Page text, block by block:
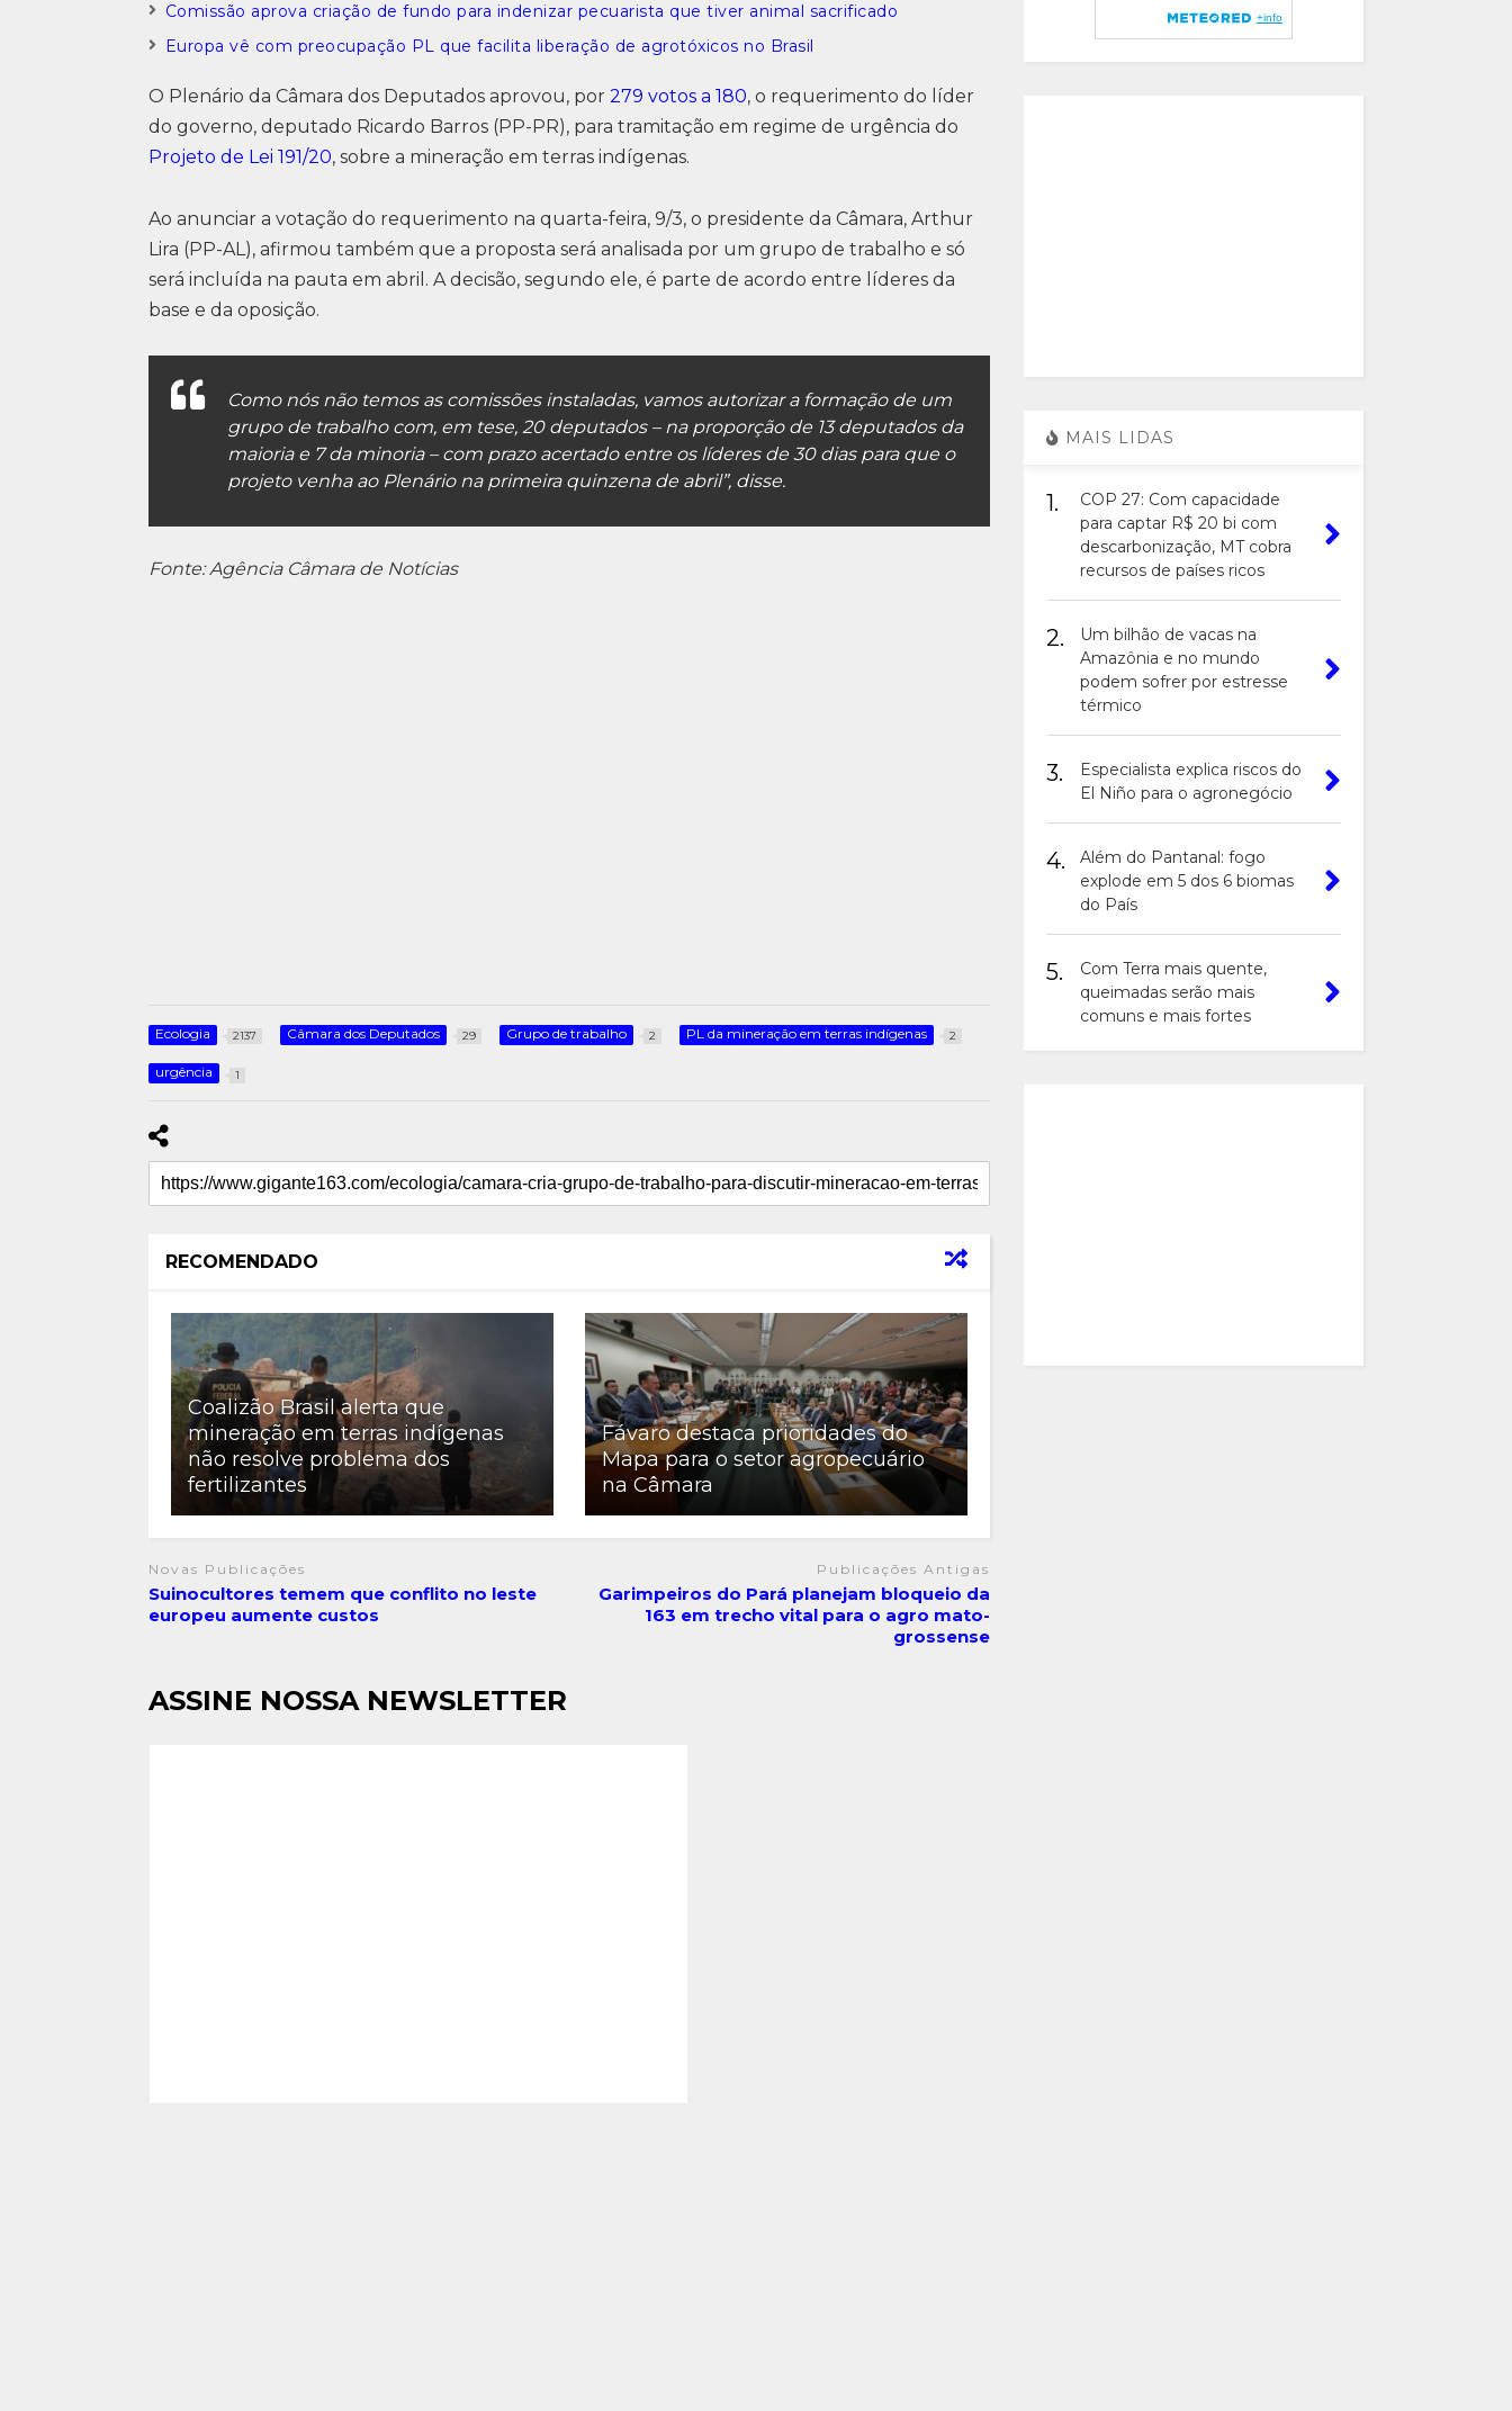
Comissão aprova criação de fundo para indenizar pecuarista que tiver animal sacrificado
Europa vê com preocupação PL que facilita liberação de agrotóxicos no Brasil
O Plenário da Câmara dos Deputados aprovou, por 279 votos a 180, o requerimento do líder
do governo, deputado Ricardo Barros (PP-PR), para tramitação em regime de urgência do
Projeto de Lei 191/20, sobre a mineração em terras indígenas.
Ao anunciar a votação do requerimento na quarta-feira, 9/3, o presidente da Câmara, Arthur
Lira (PP-AL), afirmou também que a proposta será analisada por um grupo de trabalho e só
será incluída na pauta em abril. A decisão, segundo ele, é parte de acordo entre líderes da
base e da oposição.
Como nós não temos as comissões instaladas, vamos autorizar a formação de um
grupo de trabalho com, em tese, 20 deputados – na proporção de 13 deputados da
maioriae 7 da minoria– com prazo acertado entre os líderes de 30 dias para que o
projeto venha ao Plenário na primeira quinzena de abril”, disse.
Fonte: Agência Câmara de Notícias
Ecologia 2137 Câmara dos Deputados 29 Grupo de trabalho 2 PL da mineração em terras indígenas 2
urgência 1
RECOMENDADO
Coalizão Brasil alerta que
mineração em terras indígenas
não resolve problema dos
fertilizantes
Fávaro destaca prioridades do
Mapa para o setor agropecuário
na Câmara
Novas Publicações
Suinocultores temem que conflito no leste
europeu aumente custos
Publicações Antigas
Garimpeiros do Pará planejam bloqueio da
163 em trecho vital para o agro mato-
grossense
ASSINE NOSSA NEWSLETTER
MAIS LIDAS
1.
COP 27: Com capacidade
para captar R$ 20 bi com
descarbonização, MT cobra
recursos de países ricos
2.
Um bilhão de vacas na
Amazônia e no mundo
podem sofrer por estresse
térmico
3.
Especialista explica riscos do
El Niño para o agronegócio
4.
Além do Pantanal: fogo
explode em 5 dos 6 biomas
do País
5.
Com Terra mais quente,
queimadas serão mais
comuns e mais fortes